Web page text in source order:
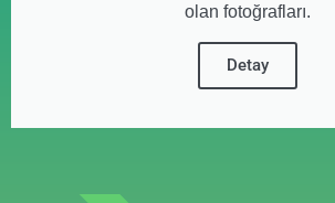
olan fotoğrafları.
Detay